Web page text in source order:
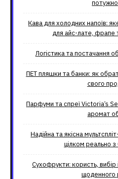
Кава для холодних напоїв:
для айс-лате, фрапе
Логістика та постачання
ПЕТ пляшки та банки: як
свого
Парфуми та спреї Victoria’s
аромат
Надійна та якісна
цілком реально
Сухофрукти: користь,
щоденного